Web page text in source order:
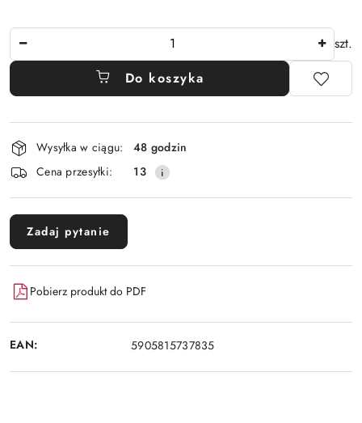
szt.
Do koszyka
Dostępność
i
dostawa
Wysyłka w ciągu:
48 godzin
Cena przesyłki:
13
Zadaj pytanie
Pobierz produkt do PDF
EAN: 5905815737835